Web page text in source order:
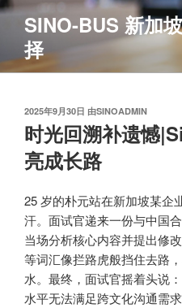
跳
容
SINO-BUS 新加
择
发
布
于
2025年9月30日 由SINOADMIN
时光回溯补遗憾
亮成长路
25 岁的朴元站在新加坡某企
汗。面试官递来一份与中国
当场分析核心内容并提出修
等词汇像拦路虎般挡住去路
水。最终，面试官摇着头说
水平无法满足跨文化沟通需